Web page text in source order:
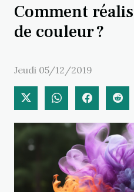
Comment
de couleur ?
Jeudi 05/12/2019